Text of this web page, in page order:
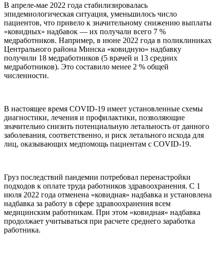
В апреле-мае 2022 года стабилизировалась
эпидемиологическая ситуация, уменьшилось число
пациентов, что привело к значительному снижению выплаты
«ковидных» надбавок — их получали всего 7 %
медработников. Например, в июне 2022 года в поликлиниках
Центрального района Минска «ковидную» надбавку
получили 18 медработников (5 врачей и 13 средних
медработников). Это составило менее 2 % общей
численности.
В настоящее время COVID-19 имеет установленные схемы
диагностики, лечения и профилактики, позволяющие
значительно снизить потенциальную летальность от данного
заболевания, соответственно, и риск летального исхода для
лиц, оказывающих медпомощь пациентам с COVID-19.
Груз последствий пандемии потребовал перенастройки
подходов к оплате труда работников здравоохранения. С 1
июля 2022 года отменена «ковидная» надбавка и установлена
надбавка за работу в сфере здравоохранения всем
медицинским работникам. При этом «ковидная» надбавка
продолжает учитываться при расчете среднего заработка
работника.